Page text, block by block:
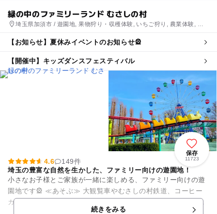
緑の中のファミリーランド むさしの村
埼玉県加須市 / 遊園地, 果物狩り・収穫体験, いちご狩り, 農業体験, プ
【お知らせ】夏休みイベントのお知らせ🎡
【開催中】キッズダンスフェスティバル
保存
11723
4.6
149件
埼玉の豊富な自然を生かした、ファミリー向けの遊園地！
小さなお子様とご家族が一緒に楽しめる、ファミリー向けの遊
園地です🎡 ≪あそぶ≫ 大観覧車やむさしの村鉄道、コーヒー
カップやメリーゴーランドなど小さなお子様向けの遊園地とな
続きをみる